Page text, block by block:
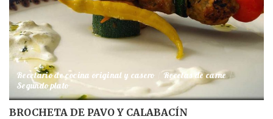
Recetario de cocina original y casero Recetas de carne
Segundo plato
BROCHETA DE PAVO Y CALABACÍN